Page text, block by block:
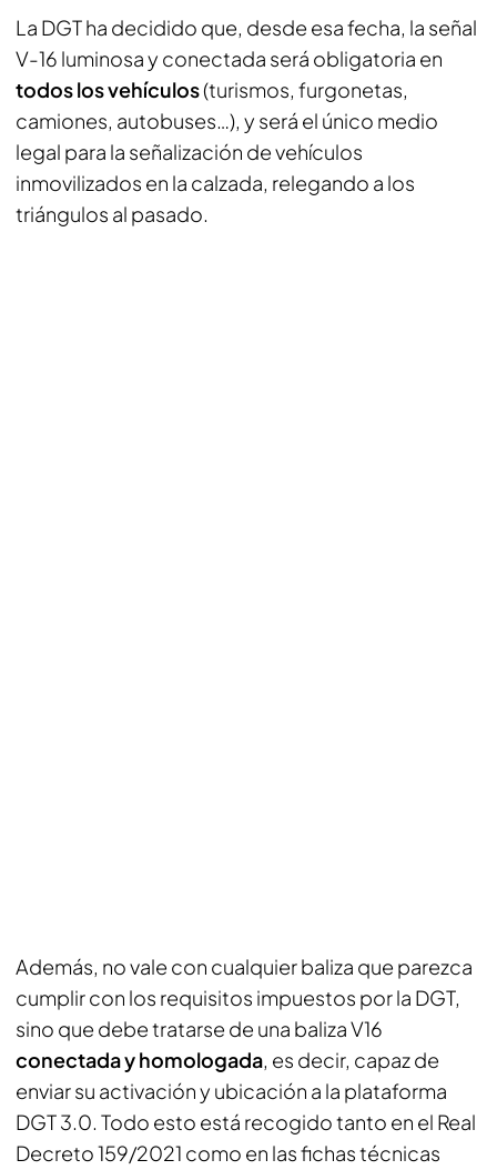
La DGT ha decidido que, desde esa fecha, la señal
V-16 luminosa y conectada será obligatoria en
todos los vehículos(turismos, furgonetas,
camiones, autobuses…), y será el único medio
legal para la señalización de vehículos
inmovilizados en la calzada, relegando a los
triángulos al pasado.
Además, no vale con cualquier baliza que parezca
cumplir con los requisitos impuestos por la DGT,
sino que debe tratarse de una baliza V16
conectada y homologada, es decir, capaz de
enviar su activación y ubicación a la plataforma
DGT 3.0. Todo esto está recogido tanto en el Real
Decreto 159/2021 como en las fichas técnicas